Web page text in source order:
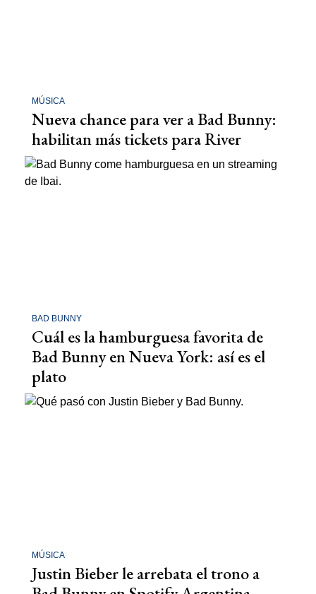
MÚSICA
Nueva chance para ver a Bad Bunny:
habilitan más tickets para River
BAD BUNNY
Cuál es la hamburguesa favorita de
Bad Bunny en Nueva York: así es el
plato
MÚSICA
Justin Bieber le arrebata el trono a